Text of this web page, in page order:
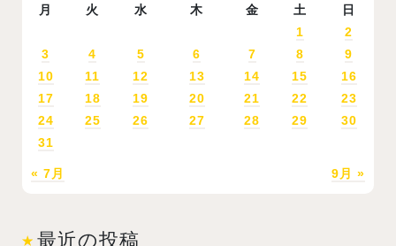
月
火 水 木 金 土 日
« 7月 9月 »
1
2
3
4 5 6 7 8
9
10
11 12 13 14 15
16
17
18 19 20 21 22
23
24
25 26 27 28 29
30
31
最近の投稿